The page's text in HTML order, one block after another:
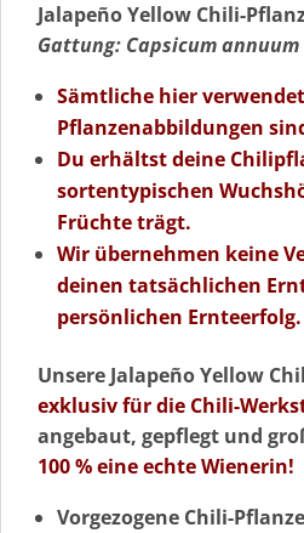
Jalapeño Yellow Chili-
Gattung: Capsicum annuum
Sämtliche hier
Pflanzenabbildungen
Du erhältst deine
sortentypischen
Früchte trägt.
Wir übernehmen keine
deinen tatsächlichen
persönlichen Ernteerfolg.
Unsere Jalapeño Yellow
exklusiv für die Chili-
angebaut, gepflegt und
100 % eine echte Wienerin!
Vorgezogene Chili-